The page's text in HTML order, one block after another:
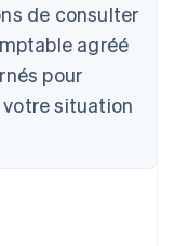
de consulter
agréé
pour
situation